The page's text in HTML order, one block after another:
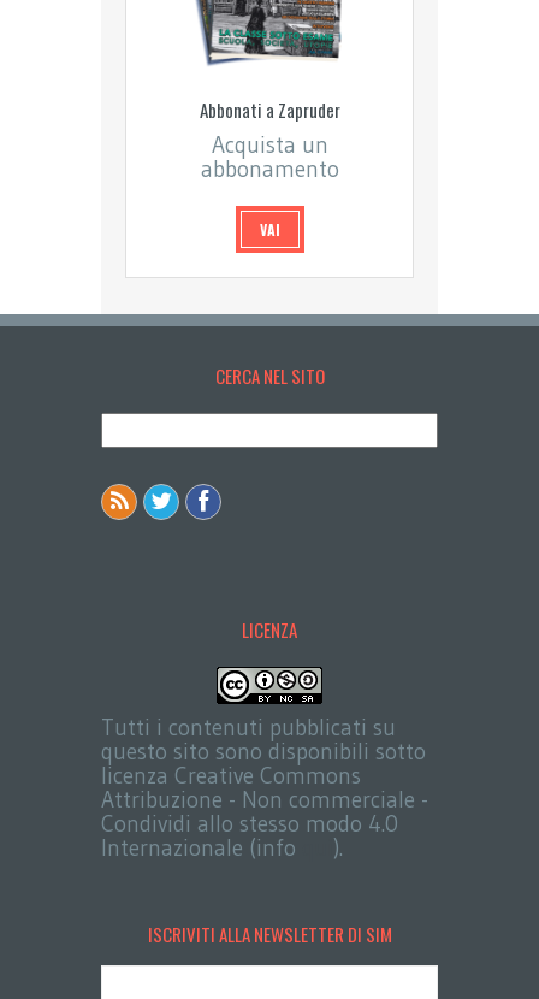
Abbonati a Zapruder
Acquista un
abbonamento
VAI
CERCA NEL SITO
LICENZA
Tutti i contenuti pubblicati su
questo sito sono disponibili sotto
licenza Creative Commons
Attribuzione - Non commerciale -
Condividi allo stesso modo 4.0
Internazionale (info
).
ISCRIVITI ALLA NEWSLETTER DI SIM